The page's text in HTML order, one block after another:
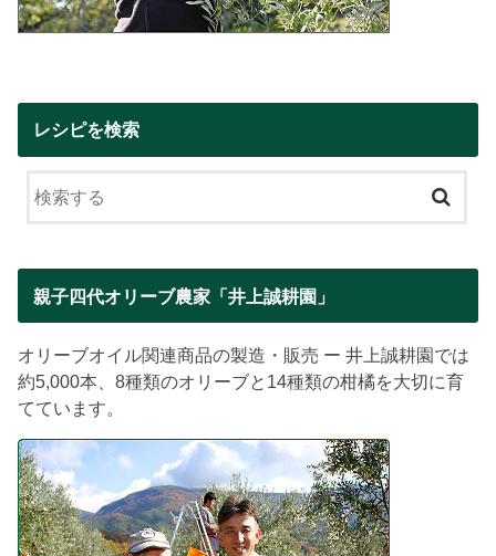
レシピを検索
親子四代オリーブ農家「井上誠耕園」
オリーブオイル関連商品の製造・販売 ー 井上誠耕園では
約5,000本、8種類のオリーブと14種類の柑橘を大切に育
てています。